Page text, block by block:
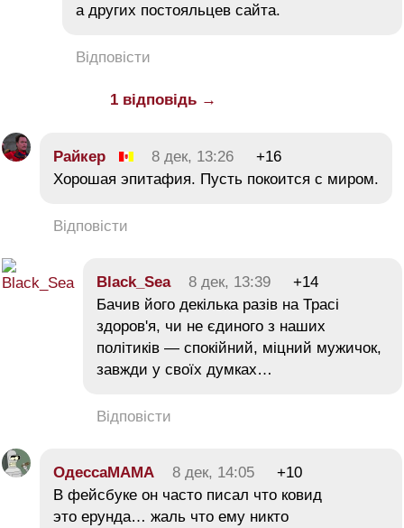
а других постояльцев сайта.
Відповісти
1 відповідь →
Райкер 8 дек, 13:26
+16
Хорошая эпитафия. Пусть покоится с миром.
Відповісти
Black_Sea 8 дек, 13:39
+14
Бачив його декілька разів на Трасі
здоров'я, чи не єдиного з наших
політиків — спокійний, міцний мужичок,
завжди у своїх думках…
Відповісти
ОдессаМАМА 8 дек, 14:05
+10
В фейсбуке он часто писал что ковид
это ерунда… жаль что ему никто